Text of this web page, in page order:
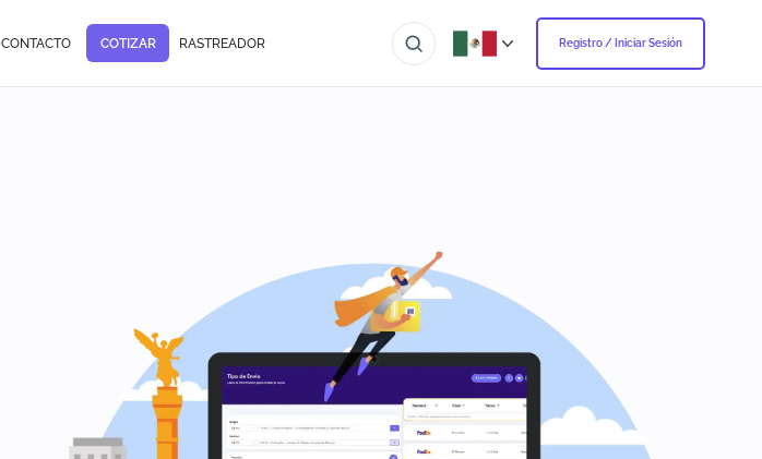
CONTACTO COTIZAR RASTREADOR Registro / Iniciar Sesión